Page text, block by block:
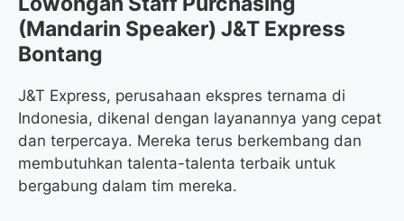
(Mandarin Speaker) J&T Express
Bontang
J&T Express, perusahaan ekspres ternama di
Indonesia, dikenal dengan layanannya yang cepat
dan terpercaya. Mereka terus berkembang dan
membutuhkan talenta-talenta terbaik untuk
bergabung dalam tim mereka.